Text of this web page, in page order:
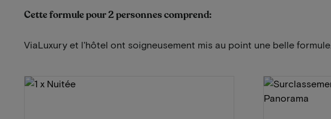
Cette formule pour 2 personnes comprend:
ViaLuxury et l'hôtel ont soigneusement mis au point une belle formule.